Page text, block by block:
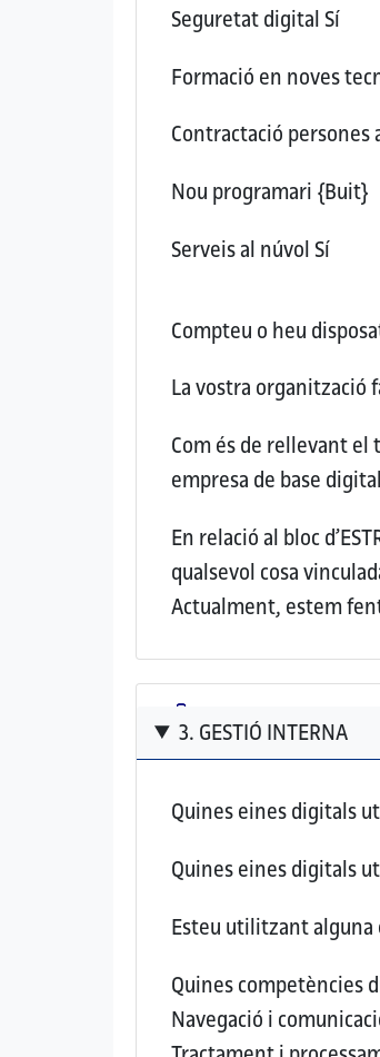
Seguretat digital Sí
Formació en noves
Contractació persones
Nou programari {Buit}
Serveis al núvol Sí
Compteu o heu
La vostra organització
Com és de rellevant
empresa de base
En relació al bloc
qualsevol cosa
Actualment, estem
3. GESTIÓ INTERNA
Quines eines digitals
Quines eines digitals
Esteu utilitzant alguna
Quines competències
Navegació i